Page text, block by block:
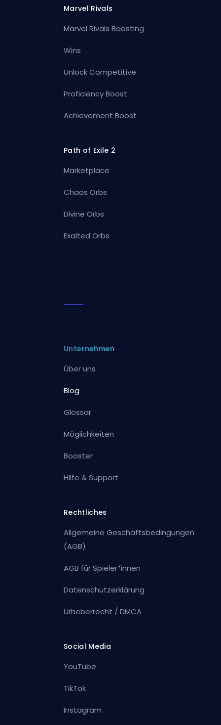
Marvel Rivals
Marvel Rivals Boosting
Wins
Unlock Competitive
Proficiency Boost
Achievement Boost
Path of Exile 2
Marketplace
Chaos Orbs
Divine Orbs
Exalted Orbs
Unternehmen
Über uns
Blog
Glossar
Möglichkeiten
Booster
Hilfe & Support
Rechtliches
Allgemeine Geschäftsbedingungen
(AGB)
AGB für Spieler*innen
Datenschutzerklärung
Urheberrecht / DMCA
Social Media
YouTube
TikTok
Instagram